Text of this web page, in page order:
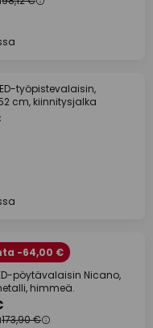
työpistevalaisin,
cm, kiinnitysjalka
-64,00 €
pöytävalaisin Nicano,
himmeä.
173,90 €